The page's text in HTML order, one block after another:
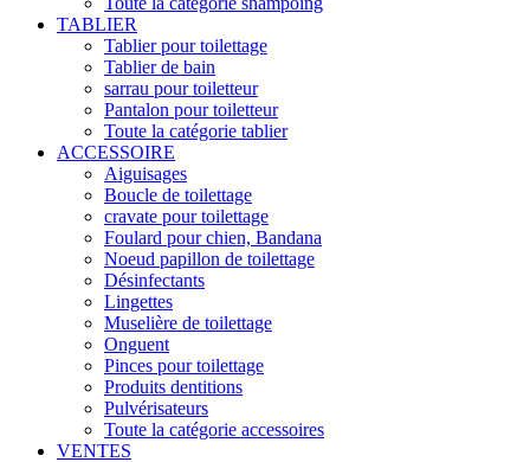
TABLIER
Tablier pour toilettage
Tablier de bain
sarrau pour toiletteur
Pantalon pour toiletteur
Toute la catégorie tablier
ACCESSOIRE
Aiguisages
Boucle de toilettage
cravate pour toilettage
Foulard pour chien, Bandana
Noeud papillon de toilettage
Désinfectants
Lingettes
Muselière de toilettage
Onguent
Pinces pour toilettage
Produits dentitions
Pulvérisateurs
Toute la catégorie accessoires
VENTES